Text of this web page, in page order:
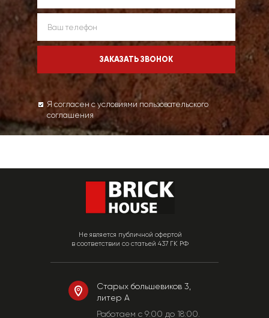
Я согласен с условиями пользовательского
соглашения
Не является публичной офертой
в соответствии со статьей 437 ГК РФ
Старых большевиков 3,
литер А
Работаем c 9:00 до 18:00.